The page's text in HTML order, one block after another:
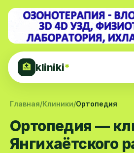
🏥 kliniki*
Главная/Клиники/Ортопедия
Ортопедия —
Янгихаётского